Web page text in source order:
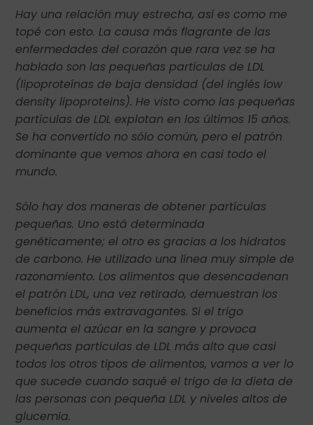
Hay una relación muy estrecha, así es como me
topé con esto. La causa más flagrante de las
enfermedades del corazón que rara vez se ha
hablado son las pequeñas partículas de LDL
(lipoproteínas de baja densidad (del inglés low
density lipoproteins). He visto como las pequeñas
partículas de LDL explotan en los últimos 15 años.
Se ha convertido no sólo común, pero el patrón
dominante que vemos ahora en casi todo el
mundo.
Sólo hay dos maneras de obtener partículas
pequeñas. Uno está determinada
genéticamente; el otro es gracias a los hidratos
de carbono. He utilizado una línea muy simple de
razonamiento. Los alimentos que desencadenan
el patrón LDL, una vez retirado, demuestran los
beneficios más extravagantes. Si el trigo
aumenta el azúcar en la sangre y provoca
pequeñas partículas de LDL más alto que casi
todos los otros tipos de alimentos, vamos a ver lo
que sucede cuando saqué el trigo de la dieta de
las personas con pequeña LDL y niveles altos de
glucemia.